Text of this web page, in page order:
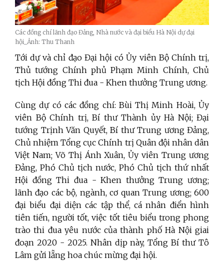
Các đồng chí lãnh đạo Đảng, Nhà nước và đại biểu Hà Nội dự đại
hội_Ảnh: Thu Thanh
Tới dự và chỉ đạo Đại hội có Ủy viên Bộ Chính trị,
Thủ tướng Chính phủ Phạm Minh Chính, Chủ
tịch Hội đồng Thi đua - Khen thưởng Trung ương.
Cùng dự có các đồng chí: Bùi Thị Minh Hoài, Ủy
viên Bộ Chính trị, Bí thư Thành ủy Hà Nội; Đại
tướng Trịnh Văn Quyết, Bí thư Trung ương Đảng,
Chủ nhiệm Tổng cục Chính trị Quân đội nhân dân
Việt Nam; Võ Thị Ánh Xuân, Ủy viên Trung ương
Đảng, Phó Chủ tịch nước, Phó Chủ tịch thứ nhất
Hội đồng Thi đua - Khen thưởng Trung ương;
lãnh đạo các bộ, ngành, cơ quan Trung ương; 600
đại biểu đại diện các tập thể, cá nhân điển hình
tiên tiến, người tốt, việc tốt tiêu biểu trong phong
trào thi đua yêu nước của thành phố Hà Nội giai
đoạn 2020 - 2025. Nhân dịp này, Tổng Bí thư Tô
Lâm gửi lẵng hoa chúc mừng đại hội.